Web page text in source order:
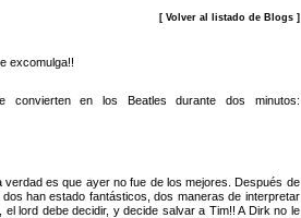
[ Volver al listado de Blogs ]
excomulga!!
convierten en los Beatles durante dos minutos:
es que ayer no fue de los mejores. Después de
han estado fantásticos, dos maneras de interpretar
lord debe decidir, y decide salvar a Tim!! A Dirk no le